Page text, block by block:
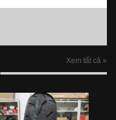
Xem tất cả »